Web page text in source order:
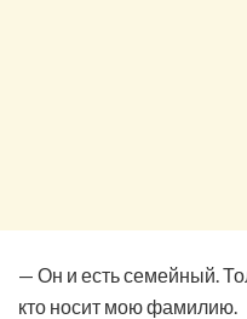
— Он и есть семейный.
кто носит мою фамилию.